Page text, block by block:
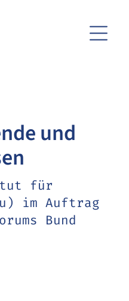
Menü
und
für
im Auftrag
Bund